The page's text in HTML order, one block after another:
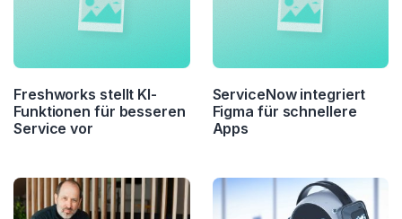
Freshworks stellt KI-
Funktionen für besseren
Service vor
ServiceNow integriert
Figma für schnellere
Apps